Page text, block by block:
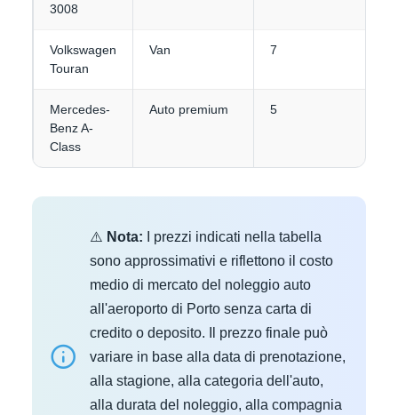
3008
Volkswagen
Touran
Van 7
Mercedes-
Benz A-
Class
Auto premium 5
⚠️ Nota: I prezzi indicati nella tabella
sono approssimativi e riflettono il costo
medio di mercato del noleggio auto
all'aeroporto di Porto senza carta di
credito o deposito. Il prezzo finale può
variare in base alla data di prenotazione,
alla stagione, alla categoria dell'auto,
alla durata del noleggio, alla compagnia